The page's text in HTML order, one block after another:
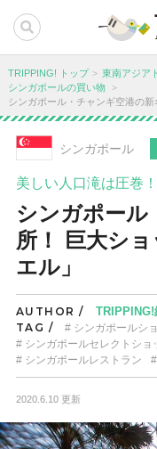
TRIPPING! トップ 東南アジア
シンガポールの買い物
シンガポール・チャンギ空港の
シンガポール
美しい人口滝は圧巻！
シンガポール
所！ 巨大シ
エル」
AUTHOR /
TRIPPING!
TAG /
シンガポールシ
シンガポールセレクトショ
シンガポールレストラン
2020.6.10 更新